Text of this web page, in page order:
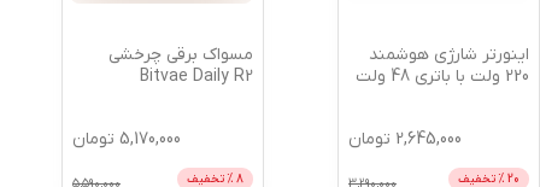
اینورتر شارژی هوشمند
220 ولت با باتری 48 ولت
2,645,000 تومان
20 % تخفیف
مسواک برقی چرخشی
Bitvae Daily R2
5,170,000 تومان
8 % تخفیف